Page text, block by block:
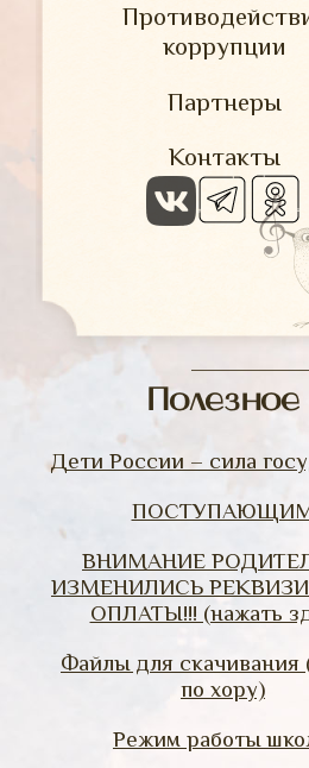
коррупции
Партнеры
Контакты
Полезное
Дети России – сила
ВНИМАНИЕ
ИЗМЕНИЛИСЬ
ОПЛАТЫ!!! (нажать
Файлы для скачивания
по хору)
Режим работы